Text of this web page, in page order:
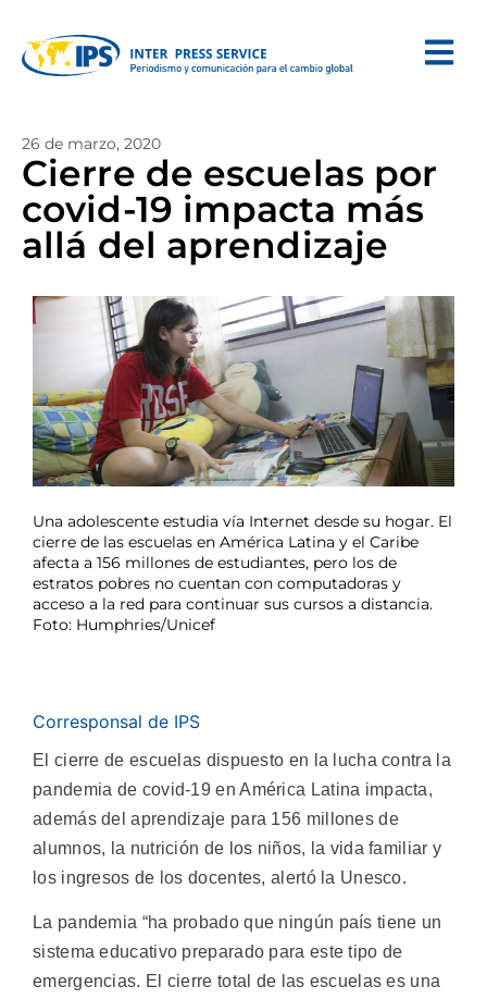
26 de marzo, 2020
Cierre de escuelas por
covid-19 impacta más
allá del aprendizaje
Una adolescente estudia vía Internet desde su hogar. El
cierre de las escuelas en América Latina y el Caribe
afecta a 156 millones de estudiantes, pero los de
estratos pobres no cuentan con computadoras y
acceso a la red para continuar sus cursos a distancia.
Foto: Humphries/Unicef
Corresponsal de IPS
El cierre de escuelas dispuesto en la lucha contra la
pandemia de covid-19 en América Latina impacta,
además del aprendizaje para 156 millones de
alumnos, la nutrición de los niños, la vida familiar y
los ingresos de los docentes, alertó la Unesco.
La pandemia “ha probado que ningún país tiene un
sistema educativo preparado para este tipo de
emergencias. El cierre total de las escuelas es una